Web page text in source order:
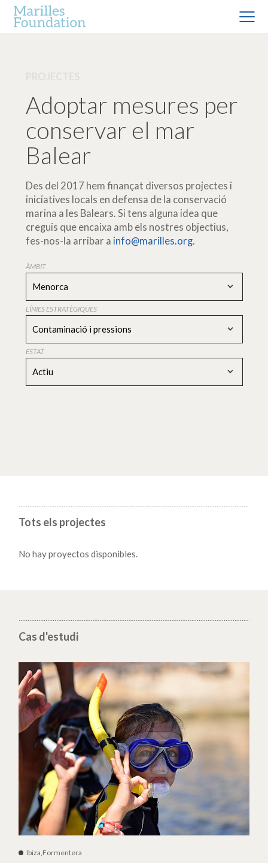
Adoptar mesures per
conservar el mar
Balear
Des del 2017 hem finançat diversos projectes i
iniciatives locals en defensa de la conservació
marina a les Balears. Si tens alguna idea que
creguis que encaixa amb els nostres objectius,
fes-nos-la arribar a info@marilles.org.
ÀMBIT
Menorca
LÍNIES ESTRATÈGIQUES
Contaminació i pressions
ESTAT
Actiu
Tots els projectes
No hay proyectos disponibles.
Cas d'estudi
Ibiza,Formentera